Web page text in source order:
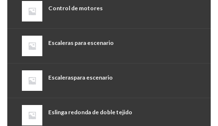
Control de motores
Escaleras para escenario
Escaleraspara escenario
Eslinga redonda de doble tejido